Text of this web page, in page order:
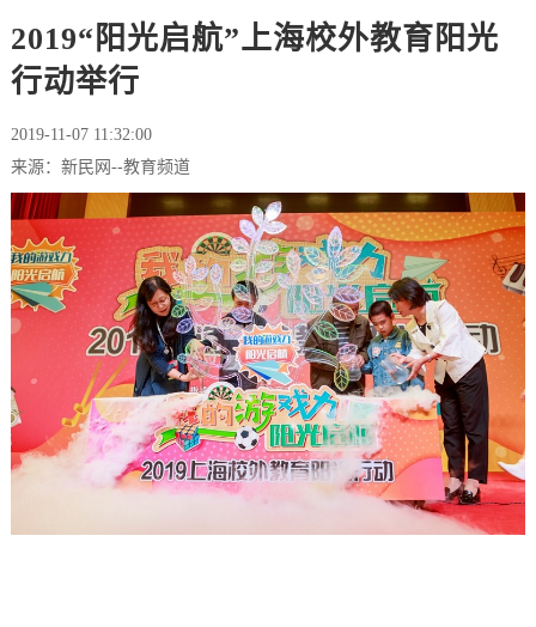
2019“阳光启航”上海校外教育阳光
行动举行
2019-11-07 11:32:00
来源：新民网--教育频道